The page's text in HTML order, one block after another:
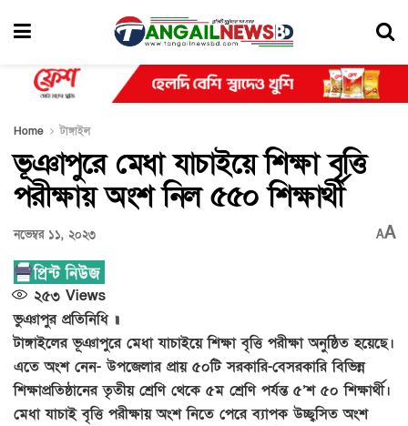
Home টাঙ্গাইল
ভূঞাপুরে মেধা যাচাইয়ে শিক্ষা বৃত্তি
পরীক্ষায় অংশ নিল ৫৫০ শিক্ষার্থী
নভেম্বর ১১, ২০২৩ AA
২৫৩ Views
ভুঞাপুর প্রতিনিধি ॥
টাঙ্গাইলের ভূঞাপুরে মেধা যাচাইয়ে শিক্ষা বৃত্তি পরীক্ষা অনুষ্ঠিত হয়েছে।
এতে অংশ নেন- উপজেলার প্রায় ৫০টি সরকারি-বেসরকারি বিভিন্ন
শিক্ষাপ্রতিষ্ঠানের তৃতীয় শ্রেণি থেকে ৫ম শ্রেণি পর্যন্ত ৫’শ ৫০ শিক্ষার্থী।
মেধা যাচাই বৃত্তি পরীক্ষায় অংশ নিতে পেরে ব্যাপক উচ্ছ্বসিত অংশ